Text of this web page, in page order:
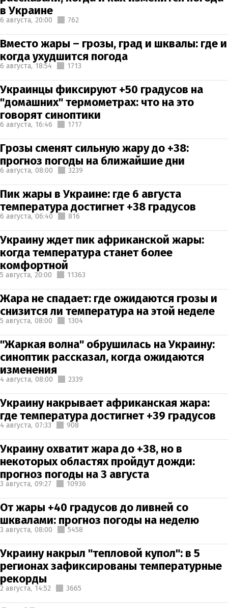
в Украине
6 августа, 20:00 762
Вместо жары – грозы, град и шквалы: где и
когда ухудшится погода
6 августа, 18:54 1713
Украинцы фиксируют +50 градусов на
"домашних" термометрах: что на это
говорят синоптики
6 августа, 16:46 1717
Грозы сменят сильную жару до +38:
прогноз погоды на ближайшие дни
6 августа, 08:00 3239
Пик жары в Украине: где 6 августа
температура достигнет +38 градусов
6 августа, 06:40 816
Украину ждет пик африканской жары:
когда температура станет более
комфортной
5 августа, 20:00 11363
Жара не спадает: где ожидаются грозы и
снизится ли температура на этой неделе
5 августа, 08:00 1304
"Жаркая волна" обрушилась на Украину:
синоптик рассказал, когда ожидаются
изменения
4 августа, 08:00 2339
Украину накрывает африканская жара:
где температура достигнет +39 градусов
4 августа, 07:33 908
Украину охватит жара до +38, но в
некоторых областях пройдут дожди:
прогноз погоды на 3 августа
3 августа, 09:27 10936
От жары +40 градусов до ливней со
шквалами: прогноз погоды на неделю
3 августа, 08:00 5458
Украину накрыл "тепловой купол": в 5
регионах зафиксированы температурные
рекорды
2 августа, 14:52 3665